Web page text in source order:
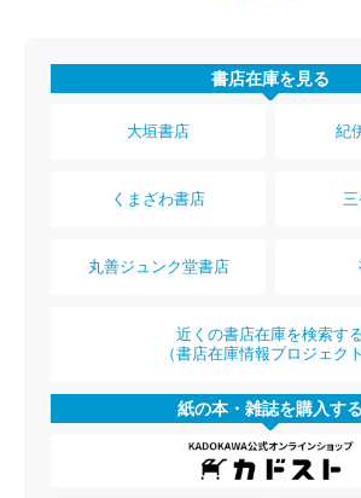
書店在庫を見る
大垣書店 紀
くまざわ書店
丸善ジュンク堂書店
近くの書店在庫を検索す
（書店在庫情報プロジェクト
紙の本・雑誌を購入する